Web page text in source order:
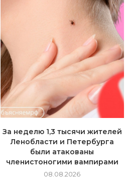
За неделю 1,3 тысячи жителей
Ленобласти и Петербурга
были атакованы
членистоногими вампирами
08.08.2026